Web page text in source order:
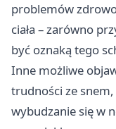
problemów
ciała – zarówno
być oznaką tego
Inne możliwe
trudności ze
wybudzanie się w